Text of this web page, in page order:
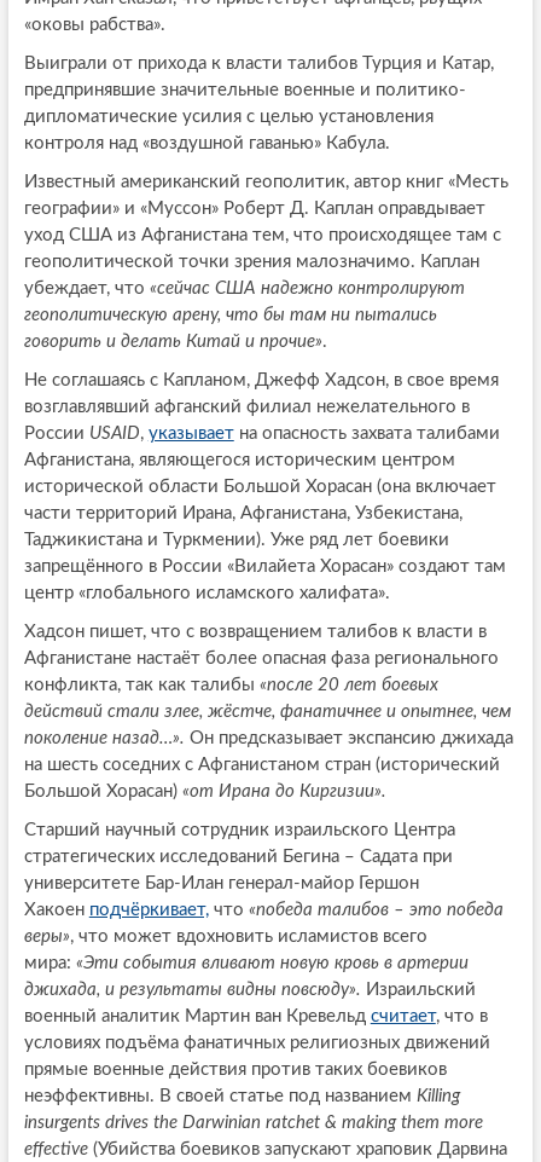
«оковы рабства».
Выиграли от прихода к власти талибов Турция и Катар,
предпринявшие значительные военные и политико-
дипломатические усилия с целью установления
контроля над «воздушной гаванью» Кабула.
Известный американский геополитик, автор книг «Месть
географии» и «Муссон» Роберт Д. Каплан оправдывает
уход США из Афганистана тем, что происходящее там с
геополитической точки зрения малозначимо. Каплан
убеждает, что «сейчас США надежно контролируют
геополитическую арену, что бы там ни пытались
говорить и делать Китай и прочие».
Не соглашаясь с Капланом, Джефф Хадсон, в свое время
возглавлявший афганский филиал нежелательного в
России USAID, указываетна опасность захвата талибами
Афганистана, являющегося историческим центром
исторической области Большой Хорасан (она включает
части территорий Ирана, Афганистана, Узбекистана,
Таджикистана и Туркмении). Уже ряд лет боевики
запрещённого в России «Вилайета Хорасан» создают там
центр «глобального исламского халифата».
Хадсон пишет, что с возвращением талибов к власти в
Афганистане настаёт более опасная фаза регионального
конфликта, так как талибы «после 20 лет боевых
действий стали злее, жёстче, фанатичнее и опытнее, чем
поколение назад…». Он предсказывает экспансию джихада
на шесть соседних с Афганистаном стран (исторический
Большой Хорасан) «от Ирана до Киргизии».
Старший научный сотрудник израильского Центра
стратегических исследований Бегина – Садата при
университете Бар-Илан генерал-майор Гершон
Хакоен подчёркивает,что «победа талибов – это победа
веры», что может вдохновить исламистов всего
мира: «Эти события вливают новую кровь в артерии
джихада, и результаты видны повсюду». Израильский
военный аналитик Мартин ван Кревельд считает, что в
условиях подъёма фанатичных религиозных движений
прямые военные действия против таких боевиков
неэффективны. В своей статье под названием Killing
insurgents drives the Darwinian ratchet & making them more
effective (Убийства боевиков запускают храповик Дарвина